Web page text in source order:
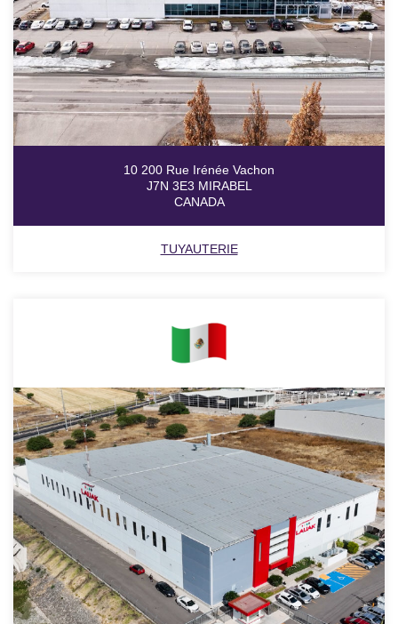
10 200 Rue Irénée Vachon
J7N 3E3 MIRABEL
CANADA
TUYAUTERIE